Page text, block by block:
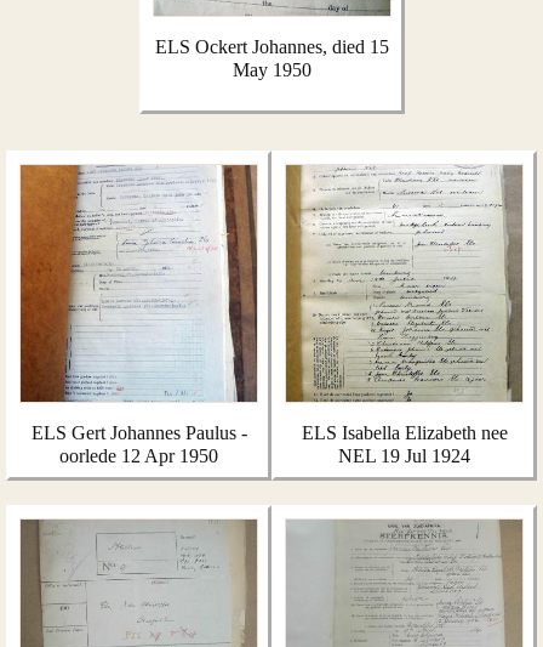
ELS Ockert Johannes, died 15
May 1950
ELS Gert Johannes Paulus -
oorlede 12 Apr 1950
ELS Isabella Elizabeth nee
NEL 19 Jul 1924